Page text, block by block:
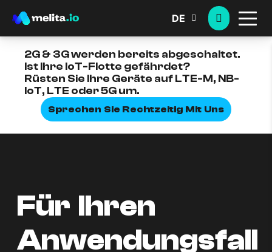
DE
2G & 3G werden bereits abgeschaltet.
Ist Ihre IoT-Flotte gefährdet?
Rüsten Sie Ihre Geräte auf LTE-M, NB-
IoT, LTE oder 5G um.
Sprechen Sie Rechtzeitig Mit Uns
Für Ihren
Anwendungsfall